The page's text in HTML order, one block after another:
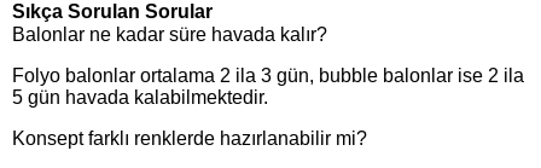
Sıkça Sorulan Sorular
Balonlar ne kadar süre havada kalır?
Folyo balonlar ortalama 2 ila 3 gün, bubble balonlar ise 2 ila
5 gün havada kalabilmektedir.
Konsept farklı renklerde hazırlanabilir mi?